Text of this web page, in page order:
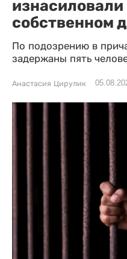
изнасиловали
собственном
По подозрению в
задержаны пять
Анастасия Цирулик